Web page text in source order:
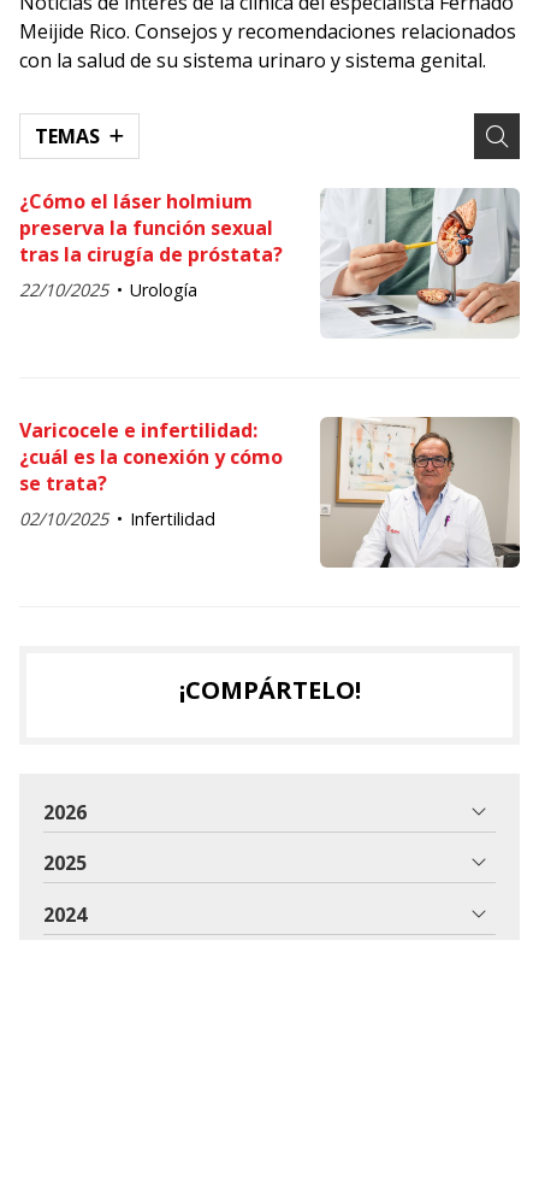
Meijide Rico. Consejos y recomendaciones relacionados
con la salud de su sistema urinaro y sistema genital.
TEMAS
¿Cómo el láser holmium
preserva la función sexual
tras la cirugía de próstata?
22/10/2025 Urología
Varicocele e infertilidad:
¿cuál es la conexión y cómo
se trata?
02/10/2025 Infertilidad
¡COMPÁRTELO!
2026
2025
2024